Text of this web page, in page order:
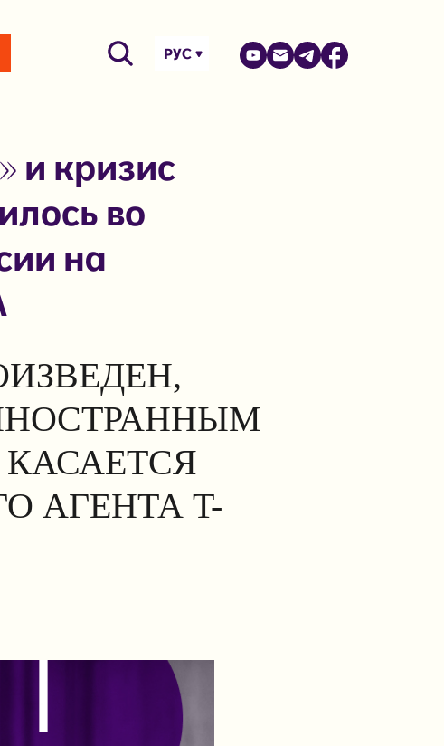
РУС
и кризис
во
на
КАСАЕТСЯ
АГЕНТА T-